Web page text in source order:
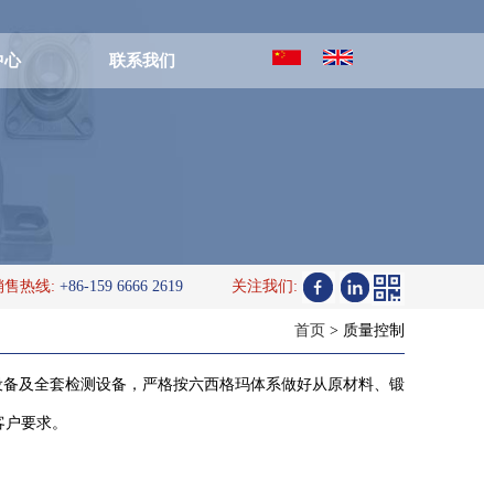
心 联系我们
售热线: +86-159 6666 2619 关注我们:
首页 > 质量控制
及全套检测设备，严格按六西格玛体系做好从原材料、锻
要求。